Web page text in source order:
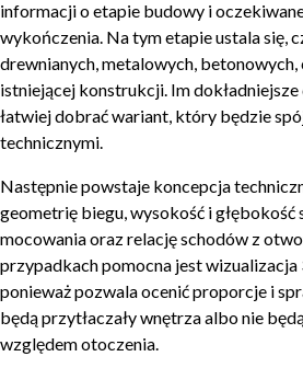
informacji o etapie budowy i
wykończenia. Na tym etapie ustala się,
drewnianych, metalowych,
istniejącej konstrukcji. Im
łatwiej dobrać wariant, który będzie
technicznymi.
Następnie powstaje koncepcja
geometrię biegu, wysokość i głębokość
mocowania oraz relację schodów z
przypadkach pomocna jest
ponieważ pozwala ocenić proporcje i
będą przytłaczały wnętrza albo nie
względem otoczenia.